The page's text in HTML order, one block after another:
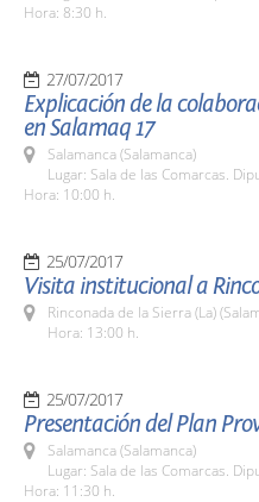
Hora: 8:30 h.
27/07/2017
Explicación de la
en Salamaq 17
Salamanca (Salamanca)
Lugar: Sala de las Comarcas.
Hora: 10:00 h.
25/07/2017
Visita institucional a
Rinconada de la Sierra (La)
Hora: 13:00 h.
25/07/2017
Presentación del Plan
Salamanca (Salamanca)
Lugar: Sala de las Comarcas.
Hora: 11:30 h.